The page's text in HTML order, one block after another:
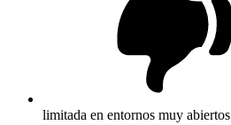
limitada en entornos muy abiertos